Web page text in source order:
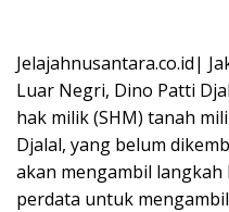
Jelajahnusantara.co.id|
Luar Negri, Dino Patti
hak milik (SHM) tanah
Djalal, yang belum
akan mengambil
perdata untuk